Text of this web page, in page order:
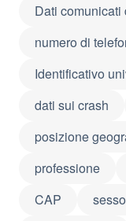
Dati
numero di
Identificativo
dati sui crash
posizione
professione
CAP
sesso